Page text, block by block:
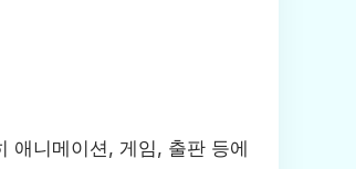
애니메이션, 게임, 출판 등에